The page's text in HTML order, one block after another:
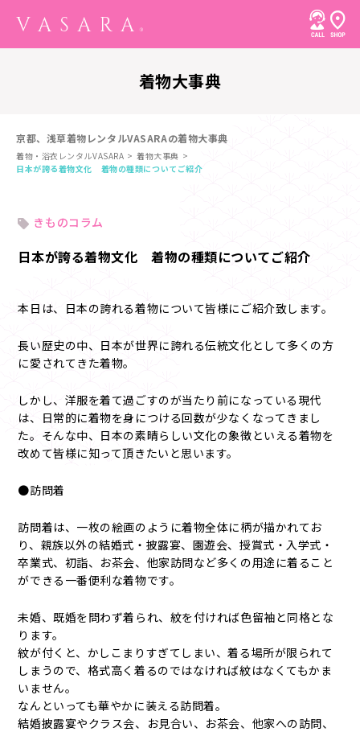
着物大事典
京都、浅草着物レンタルVASARAの着物大事典
着物・浴衣レンタルVASARA
着物大事典
日本が誇る着物文化 着物の種類についてご紹介
きものコラム
日本が誇る着物文化 着物の種類についてご紹介
本日は、日本の誇れる着物について皆様にご紹介致します。
長い歴史の中、日本が世界に誇れる伝統文化として多くの方
に愛されてきた着物。
しかし、洋服を着て過ごすのが当たり前になっている現代
は、日常的に着物を身につける回数が少なくなってきまし
た。そんな中、日本の素晴らしい文化の象徴といえる着物を
改めて皆様に知って頂きたいと思います。
●訪問着
訪問着は、一枚の絵画のように着物全体に柄が描かれてお
り、親族以外の結婚式・披露宴、園遊会、授賞式・入学式・
卒業式、初詣、お茶会、他家訪問など多くの用途に着ること
ができる一番便利な着物です。
未婚、既婚を問わず着られ、紋を付ければ色留袖と同格とな
ります。
紋が付くと、かしこまりすぎてしまい、着る場所が限られて
しまうので、格式高く着るのではなければ紋はなくてもかま
いません。
なんといっても華やかに装える訪問着。
結婚披露宴やクラス会、お見合い、お茶会、他家への訪問、